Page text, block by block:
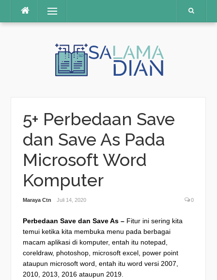
Menu
5+ Perbedaan Save
dan Save As Pada
Microsoft Word
Komputer
Maraya Ctn Juli 14, 2020 0
Perbedaan Save dan Save As –Fitur ini sering kita
temui ketika kita membuka menu pada berbagai
macam aplikasi di komputer, entah itu notepad,
coreldraw, photoshop, microsoft excel, power point
ataupun microsoft word, entah itu word versi 2007,
2010, 2013, 2016 ataupun 2019.